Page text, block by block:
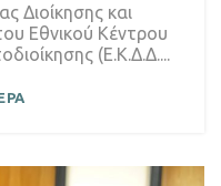
Διοίκησης και
Εθνικού Κέντρου
(Ε.Κ.Δ.Δ....